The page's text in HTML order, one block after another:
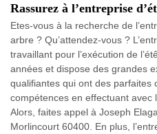
Rassurez à l’entreprise
Etes-vous à la recherche de
arbre ? Qu’attendez-vous ?
travaillant pour l’exécution de
années et dispose des grandes
qualifiantes qui ont des parfaites
compétences en effectuant avec
Alors, faites appel à Joseph
Morlincourt 60400. En plus,